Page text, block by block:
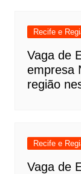
Recife e
Vaga de
empresa
região
Recife e
Vaga de